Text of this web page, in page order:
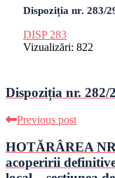
Dispoziția nr. 283/
DISP 283
Vizualizări: 822
Dispoziția nr. 282/
Previous post
HOTĂRÂREA
acoperirii